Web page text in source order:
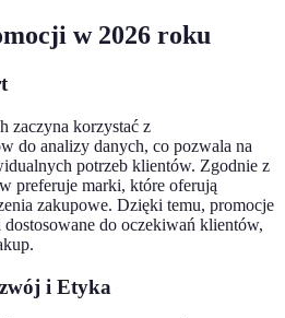
w 2026 roku
zaczyna korzystać z
do analizy danych, co pozwala na
potrzeb klientów. Zgodnie z
preferuje marki, które oferują
zakupowe. Dzięki temu, promocje
do oczekiwań klientów,
i Etyka